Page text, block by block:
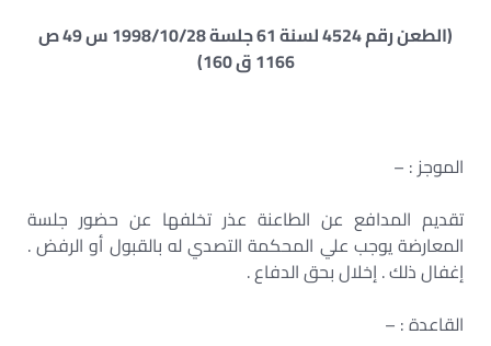
(الطعن رقم 4524 لسنة 61 جلسة 1998/10/28 س 49 ص
1166 ق 160)
الموجز : –
تقديم المدافع عن الطاعنة عذر تخلفها عن حضور جلسة
المعارضة يوجب علي المحكمة التصدي له بالقبول أو الرفض .
إغفال ذلك . إخلال بحق الدفاع .
القاعدة : –